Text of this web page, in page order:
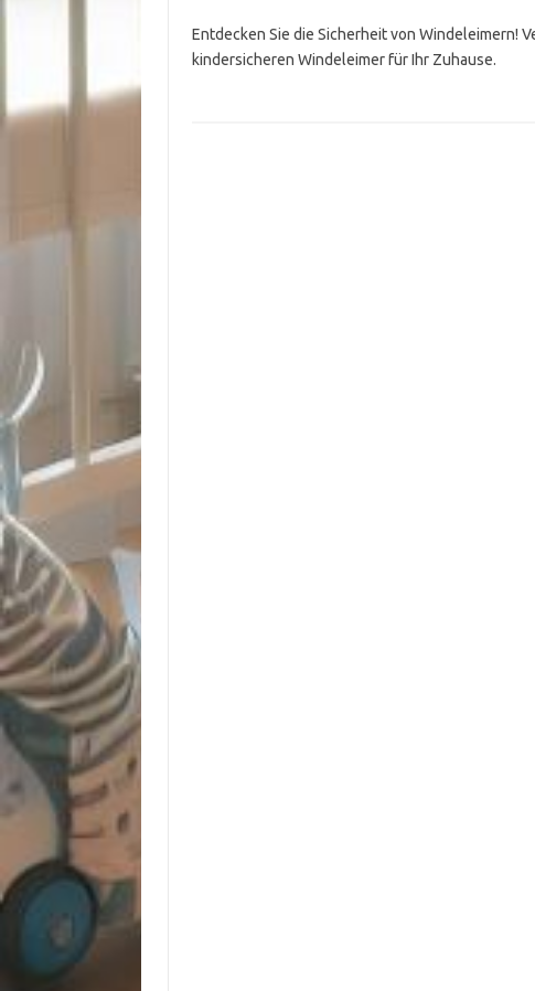
Entdecken Sie die Sicherheit von Windeleimern!
kindersicheren Windeleimer für Ihr Zuhause.